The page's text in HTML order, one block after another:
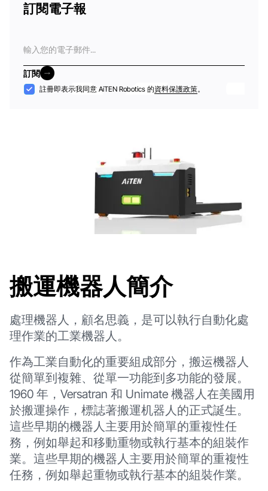
訂閱電子報
子
郵
件
訂閱
訂閱
接
註冊即表示我同意 AiTEN Robotics 的資料保護政策。
搬運機器人簡介
處理機器人，顧名思義，是可以執行自動化處
理作業的工業機器人。
作為工業自動化的重要組成部分，搬运機器人
從簡單到複雜、從單一功能到多功能的發展。
1960 年，Versatran 和 Unimate 機器人在美國用
於搬運操作，標誌著搬運机器人的正式誕生。
這些早期的機器人主要用於簡單的重複性任
務，例如舉起和移動重物或執行基本的組裝作
業。這些早期的機器人主要用於簡單的重複性
任務，例如舉起重物或執行基本的組裝作業。